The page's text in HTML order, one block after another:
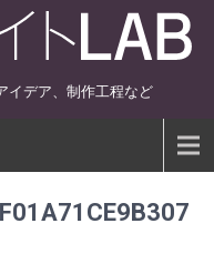
イデア、制作工程など